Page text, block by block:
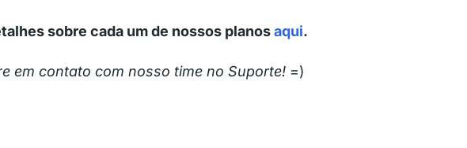
sobre cada um de nossos planosaqui.
em contato com nosso time no Suporte!=)